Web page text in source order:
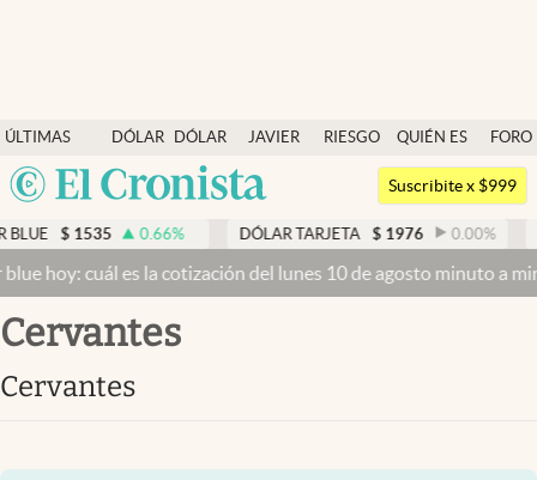
ÚLTIMAS
NOTICIAS
DÓLAR
DÓLAR
BLUE
JAVIER
RIESGO
QUIÉN ES
QUIÉN
FORO
Argentina
México
Dólar
Members
Economía y Política
Finanzas y Mercados
Mercados Online
Suscribite x $999
$ 1535 0.66% DÓLAR TARJETA $ 1976 0.00%
cuál es la cotización del lunes 10 de agosto minuto a minuto
cervantes
cervantes